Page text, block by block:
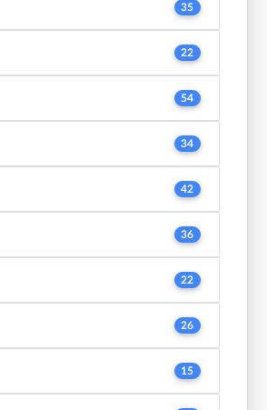
35
22
54
34
42
36
22
26
15